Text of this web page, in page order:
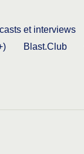
et interviews
Blast.Club